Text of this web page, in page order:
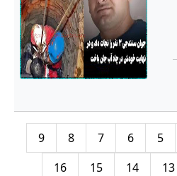
5
6
7
8
9
13
14
15
16